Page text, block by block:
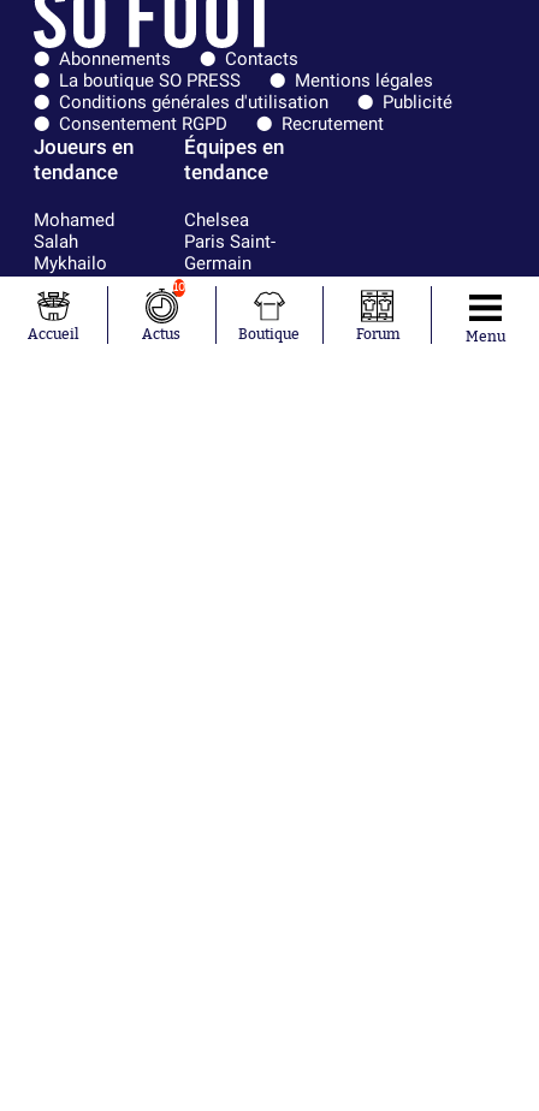
Abonnements
Contacts
La boutique SO PRESS
Mentions légales
Conditions générales d'utilisation
Publicité
Consentement RGPD
Recrutement
Joueurs en
tendance
Mohamed
Salah
Mykhailo
Neymar
Khalis Merah
Loïs Openda
Équipes en
tendance
Chelsea
Paris Saint-
Germain
Bordeaux
Olympique
lyonnais
FIFA
Accueil
10
Actus Boutique Forum Menu